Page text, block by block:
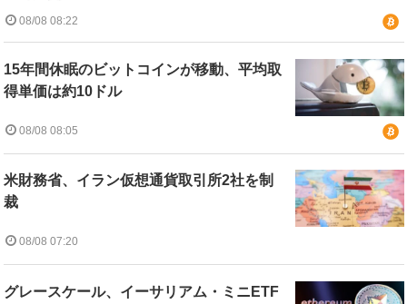
08/08 08:22
15年間休眠のビットコインが移動、平均取
得単価は約10ドル
08/08 08:05
米財務省、イラン仮想通貨取引所2社を制
裁
08/08 07:20
グレースケール、イーサリアム・ミニETF